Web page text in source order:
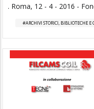
. Roma, 12 - 4 - 2016 -
ARCHIVI STORICI, BIBLIOTECHE